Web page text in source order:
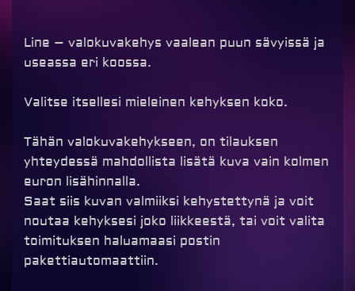
Line – valokuvakehys vaalean puun sävyissä ja
useassa eri koossa.
Valitse itsellesi mieleinen kehyksen koko.
Tähän valokuvakehykseen, on tilauksen
yhteydessä mahdollista lisätä kuva vain kolmen
euron lisähinnalla.
Saat siis kuvan valmiiksi kehystettynä ja voit
noutaa kehyksesi joko liikkeestä, tai voit valita
toimituksen haluamaasi postin
pakettiautomaattiin.